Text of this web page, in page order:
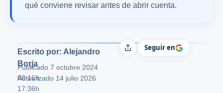
qué conviene revisar antes de abrir cuenta.
Escrito por: Alejandro
Borja
Publicado 7 octubre 2024
08:16h
Actualizado 14 julio 2026
17:36h
CompartirSeguir en